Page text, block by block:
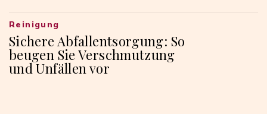
Sichere Abfallentsorgung: So
beugen Sie Verschmutzung
und Unfällen vor
Reinigung